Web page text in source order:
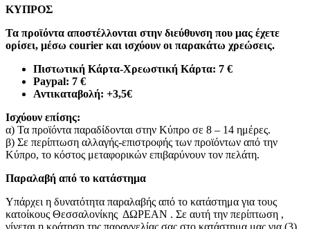
ΚΥΠΡΟΣ
Τα προϊόντα αποστέλλονται στην διεύθυνση που μας έχετε
ορίσει, μέσω courier και ισχύουν οι παρακάτω χρεώσεις.
Πιστωτική Κάρτα-Χρεωστική Κάρτα: 7 €​
Paypal: 7 €
Αντικαταβολή: +3,5€
Ισχύουν επίσης:
α) Τα προϊόντα παραδίδονται στην Κύπρο σε 8 – 14 ημέρες.
β) Σε περίπτωση αλλαγής-επιστροφής των προϊόντων από την
Κύπρο, το κόστος μεταφορικών επιβαρύνουν τον πελάτη.
Παραλαβή από το κατάστημα
Υπάρχει η δυνατότητα παραλαβής από το κατάστημα για τους
κατοίκους Θεσσαλονίκης ΔΩΡΕΑΝ . Σε αυτή την περίπτωση ,